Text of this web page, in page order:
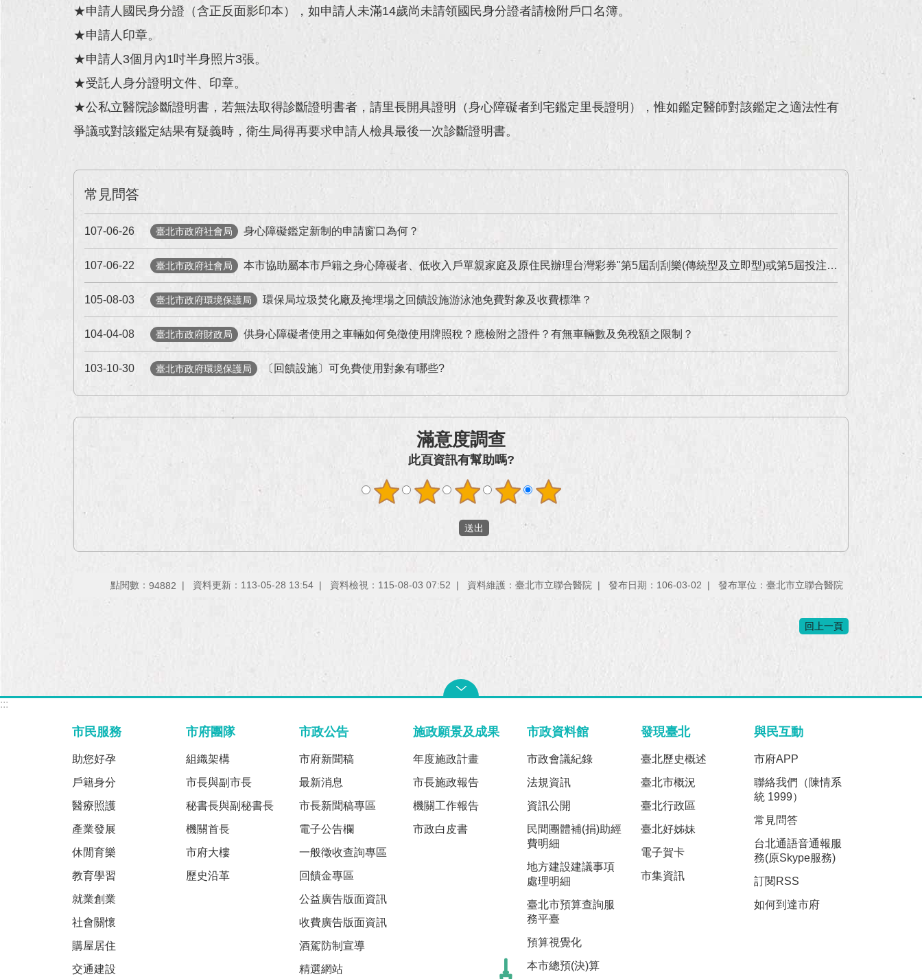
★申請人國民身分證（含正反面影印本），如申請人未滿14歲尚未請領國民身分證者請檢附戶口名簿。
★申請人印章。
★申請人3個月內1吋半身照片3張。
★受託人身分證明文件、印章。
★公私立醫院診斷證明書，若無法取得診斷證明書者，請里長開具證明（身心障礙者到宅鑑定里長證明），惟如鑑定醫師對該鑑定之適法性有
爭議或對該鑑定結果有疑義時，衛生局得再要求申請人檢具最後一次診斷證明書。
常見問答
107-06-26 臺北市政府社會局 身心障礙鑑定新制的申請窗口為何？
107-06-22 臺北市政府社會局 本市協助屬本市戶籍之身心障礙者、低收入戶單親家庭及原住民辦理台灣彩券"第5屆刮刮樂(傳統型及立即型)或第5屆投注站(電腦型)"經銷商第一階段資格審查證明書之民眾，應備文件及證件？
105-08-03 臺北市政府環境保護局 環保局垃圾焚化廠及掩埋場之回饋設施游泳池免費對象及收費標準？
104-04-08 臺北市政府財政局 供身心障礙者使用之車輛如何免徵使用牌照稅？應檢附之證件？有無車輛數及免稅額之限制？
103-10-30 臺北市政府環境保護局 〔回饋設施〕可免費使用對象有哪些?
滿意度調查
此頁資訊有幫助嗎?
點閱數： 94882 資料更新：113-05-28 13:54 資料檢視：115-08-03 07:52 資料維護：臺北市立聯合醫院 發布日期：106-03-02 發布單位：臺北市立聯合醫院
回上一頁
:::
市民服務
助您好孕
戶籍身分
醫療照護
產業發展
休閒育樂
教育學習
就業創業
社會關懷
購屋居住
交通建設
市府團隊
組織架構
市長與副市長
秘書長與副秘書長
機關首長
市府大樓
歷史沿革
市政公告
市府新聞稿
最新消息
市長新聞稿專區
電子公告欄
一般徵收查詢專區
回饋金專區
公益廣告版面資訊
收費廣告版面資訊
酒駕防制宣導
精選網站
施政願景及成果
年度施政計畫
市長施政報告
機關工作報告
市政白皮書
市政資料館
市政會議紀錄
法規資訊
資訊公開
民間團體補(捐)助經
費明細
地方建設建議事項
處理明細
臺北市預算查詢服
務平臺
預算視覺化
本市總預(決)算
發現臺北
臺北歷史概述
臺北市概況
臺北行政區
臺北好姊妹
電子賀卡
市集資訊
與民互動
市府APP
聯絡我們（陳情系
統 1999）
常見問答
台北通語音通報服
務(原Skype服務)
訂閱RSS
如何到達市府